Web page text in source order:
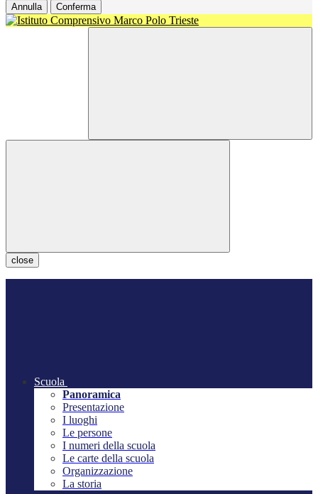
Annulla Conferma
close
Scuola
Panoramica
Presentazione
I luoghi
Le persone
I numeri della scuola
Le carte della scuola
Organizzazione
La storia